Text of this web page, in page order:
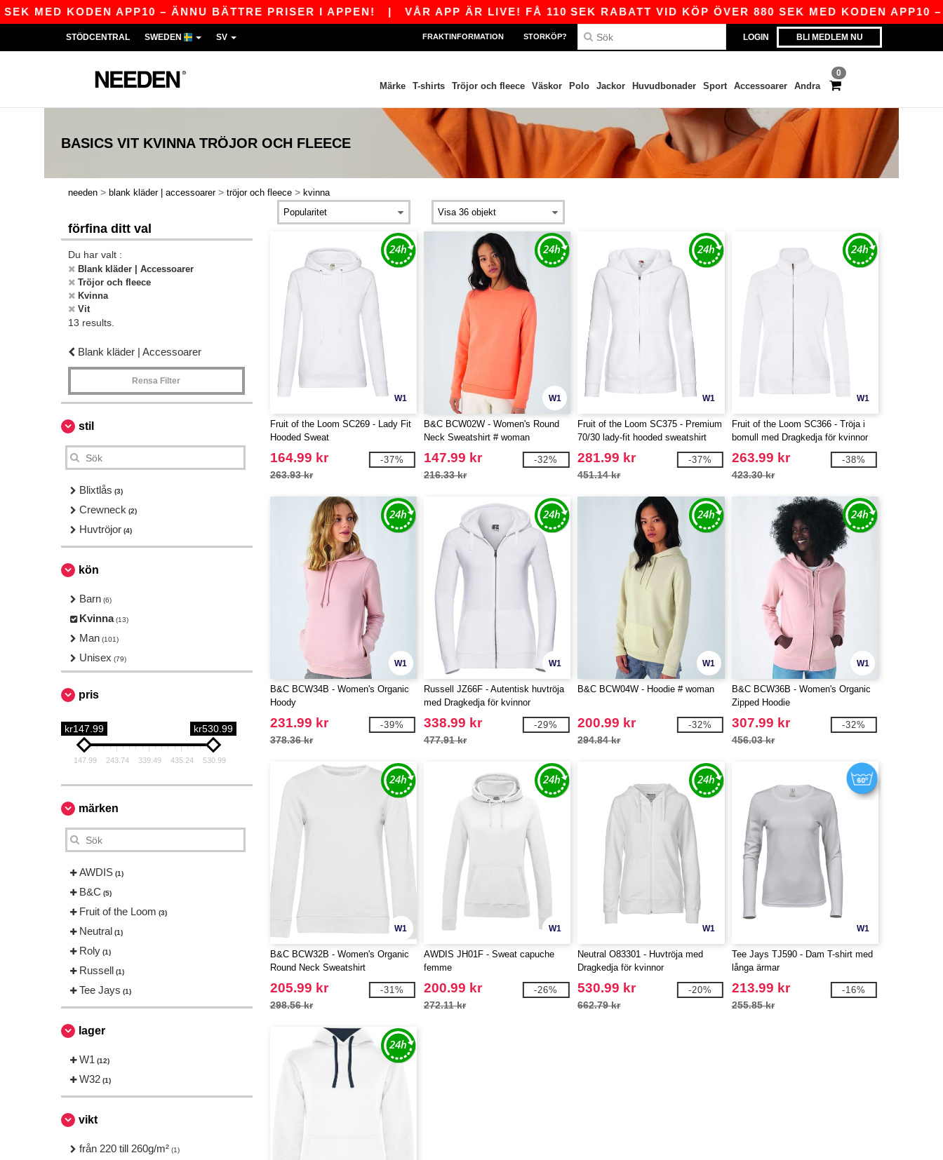
KODEN APP10 – ÄNNU BÄTTRE PRISER I APPEN!| VÅR APP ÄR LIVE! FÅ 110 SEK RABATT VID KÖP ÖVER 880 SEK MED KODEN APP10 –
LOGIN BLI MEDLEM NU
STÖDCENTRAL SWEDEN SV FRAKTINFORMATION STORKÖP?
0
Märke T-shirts Tröjor och fleece Väskor Polo Jackor Huvudbonader Sport Accessoarer Andra
BASICS VIT KVINNA TRÖJOR OCH FLEECE
needen > blank kläder | accessoarer > tröjor och fleece > kvinna
förfina ditt val
Du har valt :
Blank kläder | Accessoarer
Tröjor och fleece
Kvinna
Vit
13 results.
Blank kläder | Accessoarer
Rensa Filter
stil
Blixtlås (3)
Crewneck (2)
Huvtröjor (4)
kön
Barn (6)
Kvinna (13)
Man (101)
Unisex (79)
pris
kr147.99 kr530.99
147.99 243.74 339.49 435.24 530.99
märken
AWDIS (1)
B&C (5)
Fruit of the Loom (3)
Neutral (1)
Roly (1)
Russell (1)
Tee Jays (1)
lager
W1 (12)
W32 (1)
vikt
från 220 till 260g/m² (1)
W1
Fruit of the Loom SC269 - Lady Fit
Hooded Sweat
164.99 kr
263.93 kr
-37%
W1
B&C BCW02W - Women's Round
Neck Sweatshirt # woman
147.99 kr
216.33 kr
-32%
W1
Fruit of the Loom SC375 - Premium
70/30 lady-fit hooded sweatshirt
jacket
281.99 kr
451.14 kr
-37%
W1
Fruit of the Loom SC366 - Tröja i
bomull med Dragkedja för kvinnor
263.99 kr
423.30 kr
-38%
W1
B&C BCW34B - Women's Organic
Hoody
231.99 kr
378.36 kr
-39%
W1
Russell JZ66F - Autentisk huvtröja
med Dragkedja för kvinnor
338.99 kr
477.91 kr
-29%
W1
B&C BCW04W - Hoodie # woman
200.99 kr
294.84 kr
-32%
W1
B&C BCW36B - Women's Organic
Zipped Hoodie
307.99 kr
456.03 kr
-32%
W1
B&C BCW32B - Women's Organic
Round Neck Sweatshirt
205.99 kr
298.56 kr
-31%
W1
AWDIS JH01F - Sweat capuche
femme
200.99 kr
272.11 kr
-26%
W1
Neutral O83301 - Huvtröja med
Dragkedja för kvinnor
530.99 kr
662.79 kr
-20%
W1
Tee Jays TJ590 - Dam T-shirt med
långa ärmar
213.99 kr
255.85 kr
-16%